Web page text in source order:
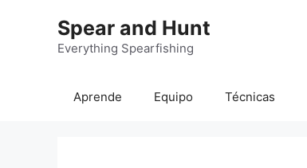
contenido
Spear and Hunt
Everything Spearfishing
Aprende Equipo Técnicas